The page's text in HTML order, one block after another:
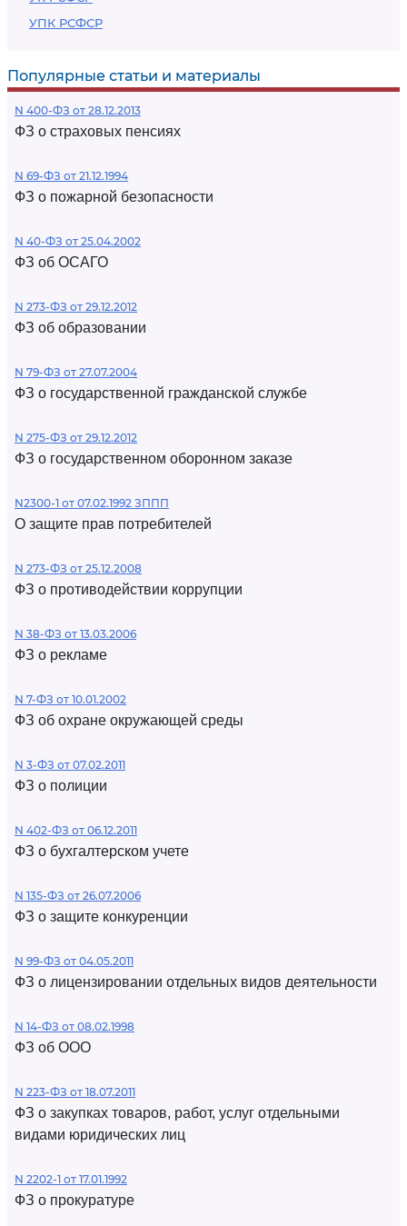
УПК РСФСР
Популярные статьи и материалы
N 400-ФЗ от 28.12.2013
ФЗ о страховых пенсиях
N 69-ФЗ от 21.12.1994
ФЗ о пожарной безопасности
N 40-ФЗ от 25.04.2002
ФЗ об ОСАГО
N 273-ФЗ от 29.12.2012
ФЗ об образовании
N 79-ФЗ от 27.07.2004
ФЗ о государственной гражданской службе
N 275-ФЗ от 29.12.2012
ФЗ о государственном оборонном заказе
N2300-1 от 07.02.1992 ЗППП
О защите прав потребителей
N 273-ФЗ от 25.12.2008
ФЗ о противодействии коррупции
N 38-ФЗ от 13.03.2006
ФЗ о рекламе
N 7-ФЗ от 10.01.2002
ФЗ об охране окружающей среды
N 3-ФЗ от 07.02.2011
ФЗ о полиции
N 402-ФЗ от 06.12.2011
ФЗ о бухгалтерском учете
N 135-ФЗ от 26.07.2006
ФЗ о защите конкуренции
N 99-ФЗ от 04.05.2011
ФЗ о лицензировании отдельных видов деятельности
N 14-ФЗ от 08.02.1998
ФЗ об ООО
N 223-ФЗ от 18.07.2011
ФЗ о закупках товаров, работ, услуг отдельными
видами юридических лиц
N 2202-1 от 17.01.1992
ФЗ о прокуратуре